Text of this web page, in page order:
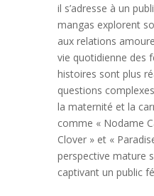
il s’adresse à un
mangas explorent
aux relations
vie quotidienne des
histoires sont plus
questions
la maternité et la
comme « Nodame
Clover » et «
perspective mature
captivant un public